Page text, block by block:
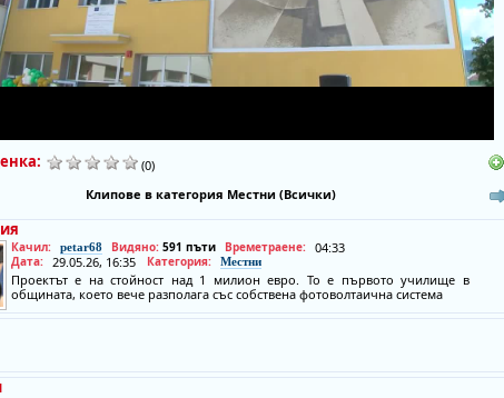
(0)
Клипове в категория Местни (Всички)
Качил: petar68 Видяно: 591 пъти Времетраене: 04:33
Дата: 29.05.26, 16:35 Категория: Местни
Проектът е на стойност над 1 милион евро. То е първото училище в
общината, което вече разполага със собствена фотоволтаична система